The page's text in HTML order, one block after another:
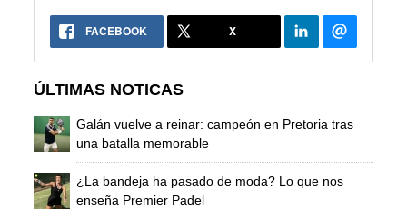
FACEBOOK X
ÚLTIMAS NOTICAS
Galán vuelve a reinar: campeón en Pretoria tras
una batalla memorable
¿La bandeja ha pasado de moda? Lo que nos
enseña Premier Padel